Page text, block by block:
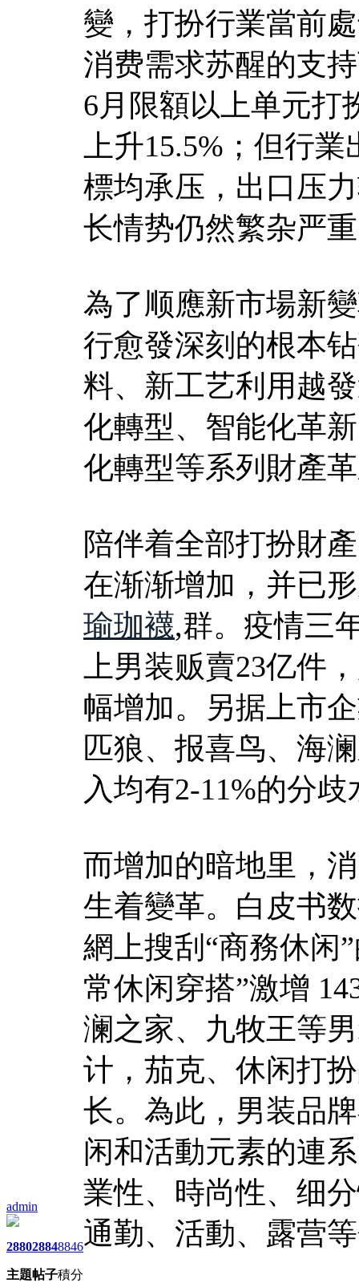
admin
2880
主題
2884
帖子
8846
積分
變，打扮行業當前
消费需求苏醒的支
6月限額以上单元打
上升15.5%；但行
標均承压，出口压
长情势仍然繁杂严
為了顺應新市場新
行愈發深刻的根本
料、新工艺利用越
化轉型、智能化革
化轉型等系列財產
陪伴着全部打扮財
在渐渐增加，并已
瑜珈襪,群。疫情三
上男装贩賣23亿件
幅增加。另据上市
匹狼、报喜鸟、海
入均有2-11%的分
而增加的暗地里，
生着變革。白皮书
網上搜刮“商務休闲
常休闲穿搭”激增
澜之家、九牧王等
计，茄克、休闲打
长。為此，男装品
闲和活動元素的連
業性、時尚性、细
通勤、活動、露营